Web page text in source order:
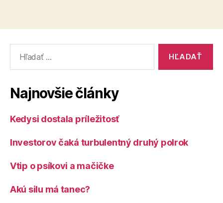
Najnovšie články
Kedysi dostala príležitosť
Investorov čaká turbulentný druhý polrok
Vtip o psíkovi a mačičke
Akú silu má tanec?